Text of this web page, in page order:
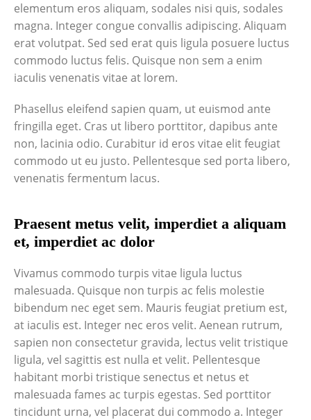
elementum eros aliquam, sodales nisi quis, sodales
magna. Integer congue convallis adipiscing. Aliquam
erat volutpat. Sed sed erat quis ligula posuere luctus
commodo luctus felis. Quisque non sem a enim
iaculis venenatis vitae at lorem.
Phasellus eleifend sapien quam, ut euismod ante
fringilla eget. Cras ut libero porttitor, dapibus ante
non, lacinia odio. Curabitur id eros vitae elit feugiat
commodo ut eu justo. Pellentesque sed porta libero,
venenatis fermentum lacus.
Praesent metus velit, imperdiet a aliquam
et, imperdiet ac dolor
Vivamus commodo turpis vitae ligula luctus
malesuada. Quisque non turpis ac felis molestie
bibendum nec eget sem. Mauris feugiat pretium est,
at iaculis est. Integer nec eros velit. Aenean rutrum,
sapien non consectetur gravida, lectus velit tristique
ligula, vel sagittis est nulla et velit. Pellentesque
habitant morbi tristique senectus et netus et
malesuada fames ac turpis egestas. Sed porttitor
tincidunt urna, vel placerat dui commodo a. Integer